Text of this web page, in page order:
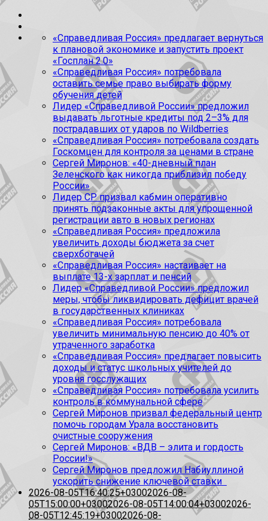
«Справедливая Россия» предлагает вернуться
к плановой экономике и запустить проект
«Госплан 2.0»
«Справедливая Россия» потребовала
оставить семье право выбирать форму
обучения детей
Лидер «Справедливой России» предложил
выдавать льготные кредиты под 2–3% для
пострадавших от ударов по Wildberries
«Справедливая Россия» потребовала создать
Госкомцен для контроля за ценами в стране
Сергей Миронов: «40-дневный план
Зеленского как никогда приблизил победу
России»
Лидер СР призвал кабмин оперативно
принять подзаконные акты для упрощенной
регистрации авто в новых регионах
«Справедливая Россия» предложила
увеличить доходы бюджета за счет
сверхбогачей
«Справедливая Россия» настаивает на
выплате 13-х зарплат и пенсий
Лидер «Справедливой России» предложил
меры, чтобы ликвидировать дефицит врачей
в государственных клиниках
«Справедливая Россия» потребовала
увеличить минимальную пенсию до 40% от
утраченного заработка
«Справедливая Россия» предлагает повысить
доходы и статус школьных учителей до
уровня госслужащих
«Справедливая Россия» потребовала усилить
контроль в коммунальной сфере
Сергей Миронов призвал федеральный центр
помочь городам Урала восстановить
очистные сооружения
Сергей Миронов: «ВДВ – элита и гордость
России!»
Сергей Миронов предложил Набиуллиной
ускорить снижение ключевой ставки
2026-08-05T16:40:25+03002026-08-
05T15:00:00+03002026-08-05T14:00:04+03002026-
08-05T12:45:19+03002026-08-